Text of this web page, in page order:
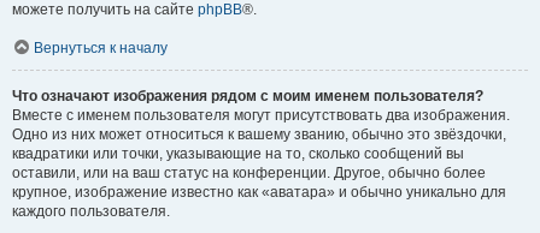
можете получить на сайте phpBB®.
Вернуться к началу
Что означают изображения рядом с моим именем пользователя?
Вместе с именем пользователя могут присутствовать два изображения.
Одно из них может относиться к вашему званию, обычно это звёздочки,
квадратики или точки, указывающие на то, сколько сообщений вы
оставили, или на ваш статус на конференции. Другое, обычно более
крупное, изображение известно как «аватара» и обычно уникально для
каждого пользователя.